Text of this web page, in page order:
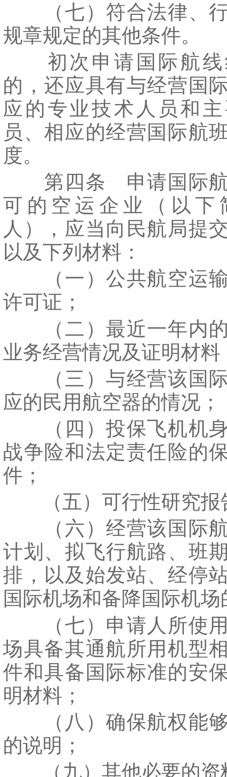
（七）符合法律、行
规章规定的其他条件。
初次申请国际航线
的，还应具有与经营国
应的专业技术人员和
员、相应的经营国际航
度。
第四条 申请国际航
可的空运企业（以下
人），应当向民航局提
以及下列材料：
（一）公共航空运输
许可证；
（二）最近一年内的
业务经营情况及证明材料
（三）与经营该国际
应的民用航空器的情况；
（四）投保飞机机身
战争险和法定责任险的
件；
（五）可行性研究报
（六）经营该国际航
计划、拟飞行航路、班
排，以及始发站、经停
国际机场和备降国际机
（七）申请人所使用
场具备其通航所用机型
件和具备国际标准的安
明材料；
（八）确保航权能够
的说明；
（九）其他必要的资